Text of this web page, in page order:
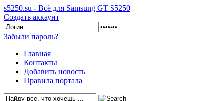
s5250.su - Всё для Samsung GT S5250
Создать аккаунт
Забыли пароль?
Главная
Контакты
Добавить новость
Правила портала